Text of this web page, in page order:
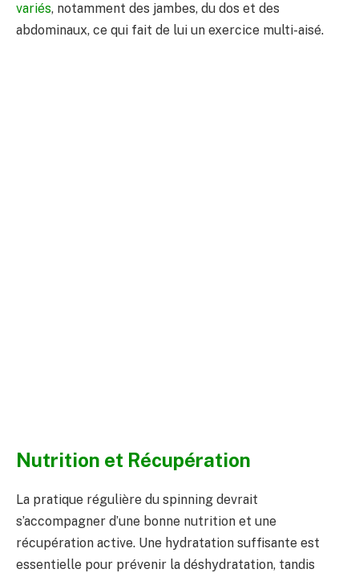
variés, notamment des jambes, du dos et des
abdominaux, ce qui fait de lui un exercice multi-aisé.
Nutrition et Récupération
La pratique régulière du spinning devrait
s’accompagner d’une bonne nutrition et une
récupération active. Une hydratation suffisante est
essentielle pour prévenir la déshydratation, tandis